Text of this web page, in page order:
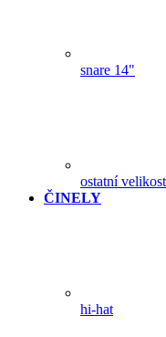
snare 14"
ostatní
ČINELY
hi-hat